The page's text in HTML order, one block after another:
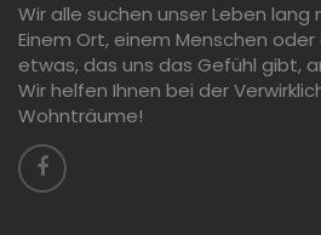
Wir alle suchen unser Leben lang
Einem Ort, einem Menschen
etwas, das uns das Gefühl gibt,
Wir helfen Ihnen bei der
Wohnträume!